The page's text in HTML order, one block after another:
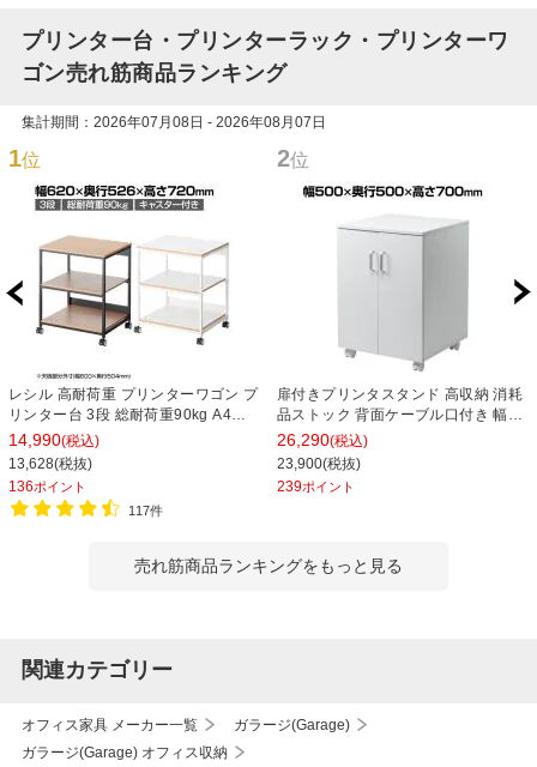
プリンター台・プリンターラック・プリンターワ
ゴン売れ筋商品ランキング
集計期間：2026年07月08日 - 2026年08月07日
1位
レシル 高耐荷重 プリンターワゴン プ
リンター台 3段 総耐荷重90kg A4対
応 可動棚付き 幅620×奥行526×高さ
720mm プリンターラック 木目調 キ
ャスター付き
14,990(税込)
13,628(税抜)
136ポイント
117件
2位
扉付きプリンタスタンド 高収納 消耗
品ストック 背面ケーブル口付き 幅
500×奥行500×高さ700mm
26,290(税込)
23,900(税抜)
239ポイント
売れ筋商品ランキングをもっと見る
関連カテゴリー
オフィス家具 メーカー一覧
ガラージ(Garage)
ガラージ(Garage) オフィス収納